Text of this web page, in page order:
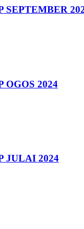
SEPTEMBER
OGOS 2024
JULAI 2024